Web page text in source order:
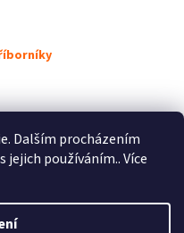
Dalším procházením
používáním.. Více